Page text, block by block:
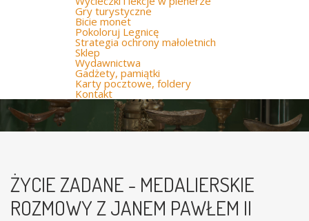
Gry turystyczne
Bicie monet
Pokoloruj Legnicę
Strategia ochrony małoletnich
Sklep
Wydawnictwa
Gadżety, pamiątki
Karty pocztowe, foldery
Kontakt
ŻYCIE ZADANE - MEDALIERSKIE
ROZMOWY Z JANEM PAWŁEM II